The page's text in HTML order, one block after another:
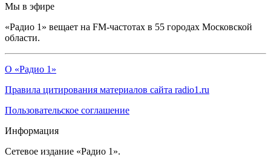
Мы в эфире
«Радио 1» вещает на FM-частотах в 55 городах Московской
области.
О «Радио 1»
Правила цитирования материалов сайта radio1.ru
Пользовательское соглашение
Информация
Сетевое издание «Радио 1».